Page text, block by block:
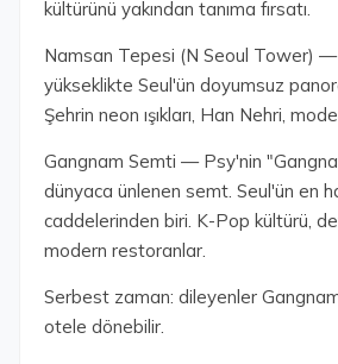
kültürünü yakından tanıma fırsatı.
Namsan Tepesi (N Seoul Tower)
yükseklikte Seul'ün doyumsuz
Şehrin neon ışıkları, Han Nehri,
Gangnam Semti — Psy'nin
dünyaca ünlenen semt. Seul'ün en
caddelerinden biri. K-Pop kültürü,
modern restoranlar.
Serbest zaman: dileyenler
otele dönebilir.